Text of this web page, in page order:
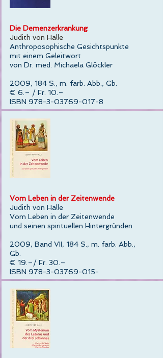
Die Demenzerkrankung
Judith von Halle
Anthroposophische Gesichtspunkte
mit einem Geleitwort
von Dr. med. Michaela Glöckler
2009, 184 S., m. farb. Abb., Gb.
€ 6.– / Fr. 10.–
ISBN 978-3-03769-017-8
Vom Leben in der Zeitenwende
Judith von Halle
Vom Leben in der Zeitenwende
und seinen spirituellen Hintergründen
2009, Band VII, 184 S., m. farb. Abb.,
Gb.
€ 19.–/ Fr. 30.–
ISBN 978-3-03769-015-